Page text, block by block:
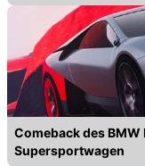
Comeback des
Supersportwagen